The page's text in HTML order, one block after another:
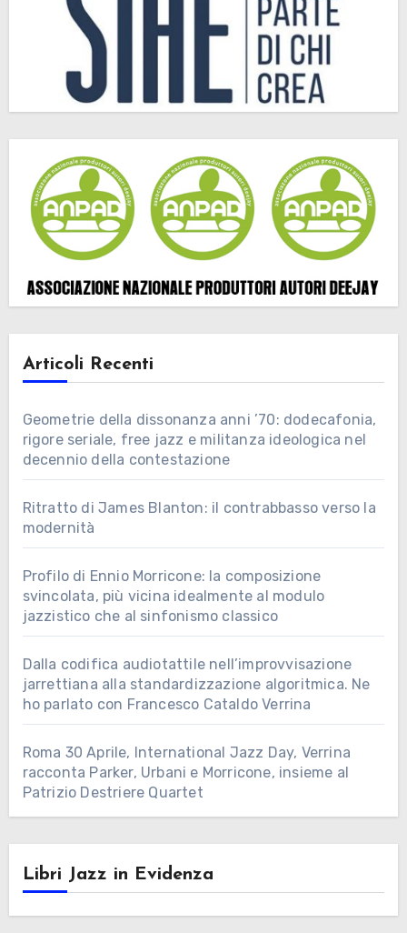
Articoli Recenti
Geometrie della dissonanza anni ’70: dodecafonia,
rigore seriale, free jazz e militanza ideologica nel
decennio della contestazione
Ritratto di James Blanton: il contrabbasso verso la
modernità
Profilo di Ennio Morricone: la composizione
svincolata, più vicina idealmente al modulo
jazzistico che al sinfonismo classico
Dalla codifica audiotattile nell’improvvisazione
jarrettiana alla standardizzazione algoritmica. Ne
ho parlato con Francesco Cataldo Verrina
Roma 30 Aprile, International Jazz Day, Verrina
racconta Parker, Urbani e Morricone, insieme al
Patrizio Destriere Quartet
Libri Jazz in Evidenza